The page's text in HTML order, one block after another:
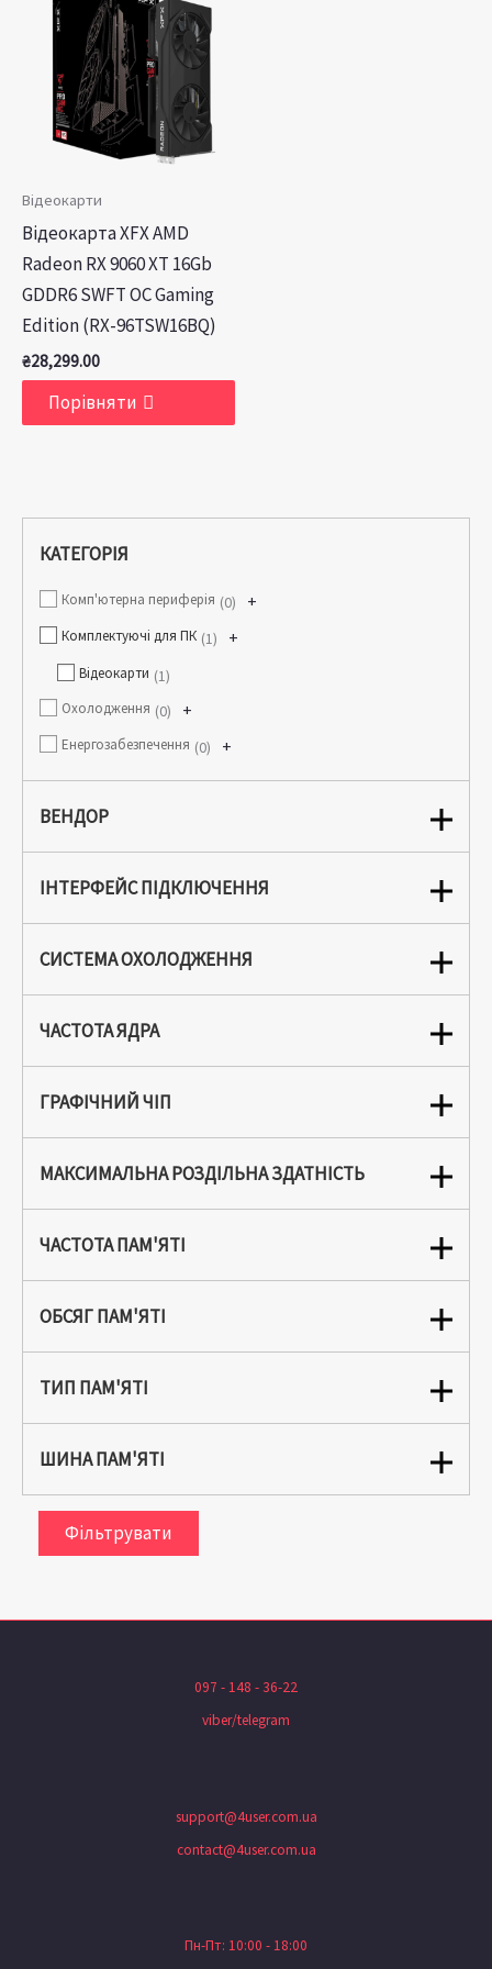
КАТЕГОРІЯ
Комп'ютерна периферія +
0
Комплектуючі для ПК +
1
Відеокарти 1
Охолодження +
0
Енергозабезпечення +
0
ВЕНДОР
ІНТЕРФЕЙС ПІДКЛЮЧЕННЯ
СИСТЕМА ОХОЛОДЖЕННЯ
ЧАСТОТА ЯДРА
ГРАФІЧНИЙ ЧІП
МАКСИМАЛЬНА РОЗДІЛЬНА ЗДАТНІСТЬ
ЧАСТОТА ПАМ'ЯТІ
ОБСЯГ ПАМ'ЯТІ
ТИП ПАМ'ЯТІ
ШИНА ПАМ'ЯТІ
Фільтрувати
Відеокарти
Відеокарта XFX AMD
Radeon RX 9060 XT 16Gb
GDDR6 SWFT OC Gaming
Edition (RX-96TSW16BQ)
₴28,299.00
Порівняти
097 - 148 - 36-22
viber/telegram
support@4user.com.ua
contact@4user.com.ua
Пн-Пт: 10:00 - 18:00